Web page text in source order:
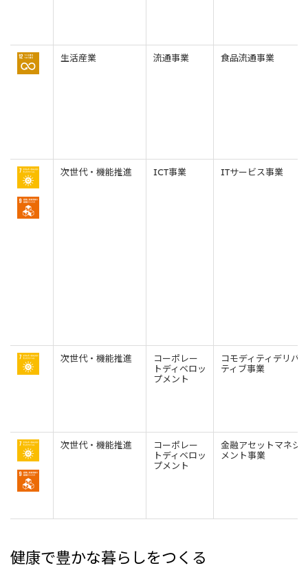
生活産業 流通事業 食品流通事業
次世代・機能推進 ICT事業 ITサービス事業
次世代・機能推進 コーポレー
トディベロッ
プメント
コモディティデリバ
ティブ事業
次世代・機能推進 コーポレー
トディベロッ
プメント
金融アセットマネジ
メント事業
健康で豊かな暮らしをつくる